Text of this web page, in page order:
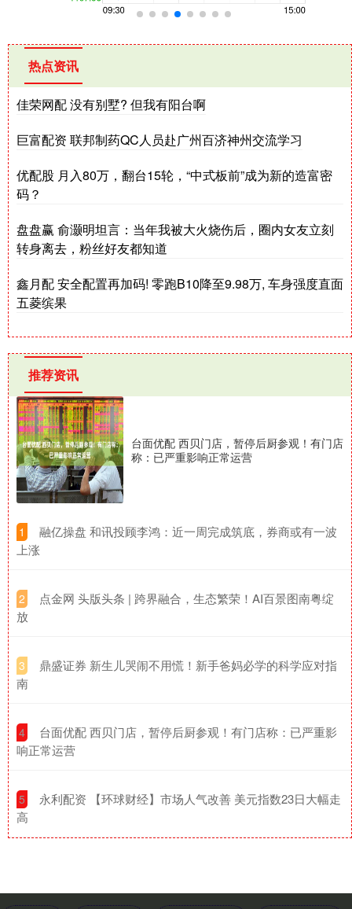
热点资讯
佳荣网配 没有别墅? 但我有阳台啊
巨富配资 联邦制药QC人员赴广州百济神州交流学习
优配股 月入80万，翻台15轮，“中式板前”成为新的造富密
码？
盘盘赢 俞灏明坦言：当年我被大火烧伤后，圈内女友立刻
转身离去，粉丝好友都知道
鑫月配 安全配置再加码! 零跑B10降至9.98万, 车身强度直面
五菱缤果
推荐资讯
台面优配 西贝门店，暂停后厨参观！有门店
称：已严重影响正常运营
1
​融亿操盘 和讯投顾李鸿：近一周完成筑底，券商或有一波
上涨
2
​点金网 头版头条 | 跨界融合，生态繁荣！AI百景图南粤绽
放
3
​鼎盛证券 新生儿哭闹不用慌！新手爸妈必学的科学应对指
南
4
​台面优配 西贝门店，暂停后厨参观！有门店称：已严重影
响正常运营
5
​永利配资 【环球财经】市场人气改善 美元指数23日大幅走
高